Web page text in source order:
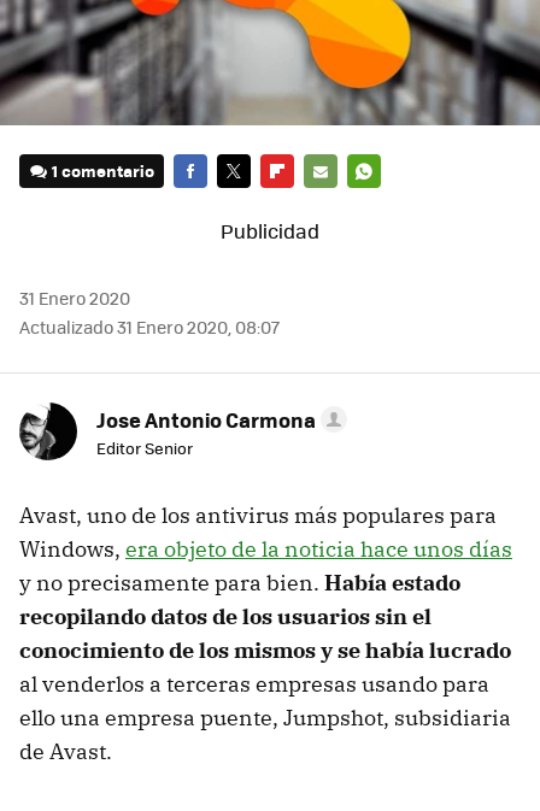
1 comentario
MAIL
31 Enero 2020
Actualizado 31 Enero 2020, 08:07
Jose Antonio Carmona
Editor Senior
Avast, uno de los antivirus más populares para
Windows, era objeto de la noticia hace unos días
y no precisamente para bien. Había estado
recopilando datos de los usuarios sin el
conocimiento de los mismos y se había lucrado
al venderlos a terceras empresas usando para
ello una empresa puente, Jumpshot, subsidiaria
de Avast.